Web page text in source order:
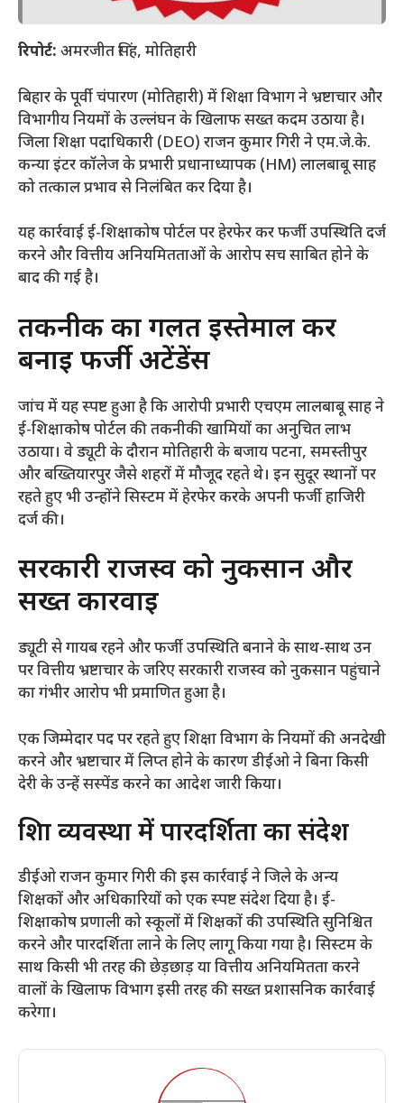
रिपोर्ट: अमरजीत सिंह, मोतिहारी
​बिहार के पूर्वी चंपारण (मोतिहारी) में शिक्षा विभाग ने भ्रष्टाचार और
विभागीय नियमों के उल्लंघन के खिलाफ सख्त कदम उठाया है।
जिला शिक्षा पदाधिकारी (DEO) राजन कुमार गिरी ने एम.जे.के.
कन्या इंटर कॉलेज के प्रभारी प्रधानाध्यापक (HM) लालबाबू साह
को तत्काल प्रभाव से निलंबित कर दिया है।
​यह कार्रवाई ई-शिक्षाकोष पोर्टल पर हेरफेर कर फर्जी उपस्थिति दर्ज
करने और वित्तीय अनियमितताओं के आरोप सच साबित होने के
बाद की गई है।
​तकनीक का गलत इस्तेमाल कर
बनाई फर्जी अटेंडेंस
​जांच में यह स्पष्ट हुआ है कि आरोपी प्रभारी एचएम लालबाबू साह ने
ई-शिक्षाकोष पोर्टल की तकनीकी खामियों का अनुचित लाभ
उठाया। वे ड्यूटी के दौरान मोतिहारी के बजाय पटना, समस्तीपुर
और बख्तियारपुर जैसे शहरों में मौजूद रहते थे। इन सुदूर स्थानों पर
रहते हुए भी उन्होंने सिस्टम में हेरफेर करके अपनी फर्जी हाजिरी
दर्ज की।
​सरकारी राजस्व को नुकसान और
सख्त कार्रवाई
​ड्यूटी से गायब रहने और फर्जी उपस्थिति बनाने के साथ-साथ उन
पर वित्तीय भ्रष्टाचार के जरिए सरकारी राजस्व को नुकसान पहुंचाने
का गंभीर आरोप भी प्रमाणित हुआ है।
​एक जिम्मेदार पद पर रहते हुए शिक्षा विभाग के नियमों की अनदेखी
करने और भ्रष्टाचार में लिप्त होने के कारण डीईओ ने बिना किसी
देरी के उन्हें सस्पेंड करने का आदेश जारी किया।
​शिक्षा व्यवस्था में पारदर्शिता का संदेश
​डीईओ राजन कुमार गिरी की इस कार्रवाई ने जिले के अन्य
शिक्षकों और अधिकारियों को एक स्पष्ट संदेश दिया है। ई-
शिक्षाकोष प्रणाली को स्कूलों में शिक्षकों की उपस्थिति सुनिश्चित
करने और पारदर्शिता लाने के लिए लागू किया गया है। सिस्टम के
साथ किसी भी तरह की छेड़छाड़ या वित्तीय अनियमितता करने
वालों के खिलाफ विभाग इसी तरह की सख्त प्रशासनिक कार्रवाई
करेगा।